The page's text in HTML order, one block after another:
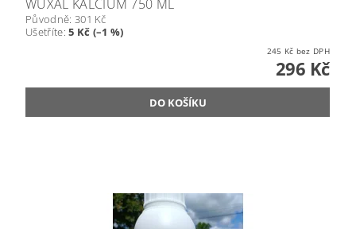
WUXAL KALCIUM 750 ML
Původně: 301 Kč
Ušetříte:5 Kč (–1 %)
245 Kč bez DPH
296 Kč